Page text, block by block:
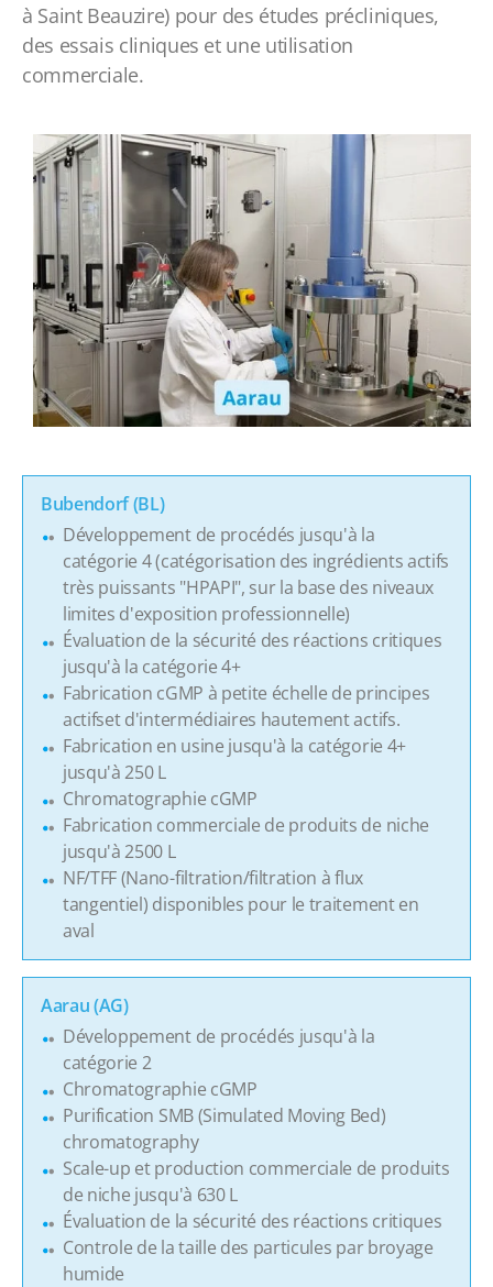
à Saint Beauzire) pour des études précliniques,
des essais cliniques et une utilisation
commerciale.
Bubendorf (BL)
Développement de procédés jusqu'à la
catégorie 4 (catégorisation des ingrédients actifs
très puissants "HPAPI", sur la base des niveaux
limites d'exposition professionnelle)
Évaluation de la sécurité des réactions critiques
jusqu'à la catégorie 4+
Fabrication cGMP à petite échelle de principes
actifset d'intermédiaires hautement actifs.
Fabrication en usine jusqu'à la catégorie 4+
jusqu'à 250 L
Chromatographie cGMP
Fabrication commerciale de produits de niche
jusqu'à 2500 L
NF/TFF (Nano-filtration/filtration à flux
tangentiel) disponibles pour le traitement en
aval
Aarau (AG)
Développement de procédés jusqu'à la
catégorie 2
Chromatographie cGMP
Purification SMB (Simulated Moving Bed)
chromatography
Scale-up et production commerciale de produits
de niche jusqu'à 630 L
Évaluation de la sécurité des réactions critiques
Controle de la taille des particules par broyage
humide